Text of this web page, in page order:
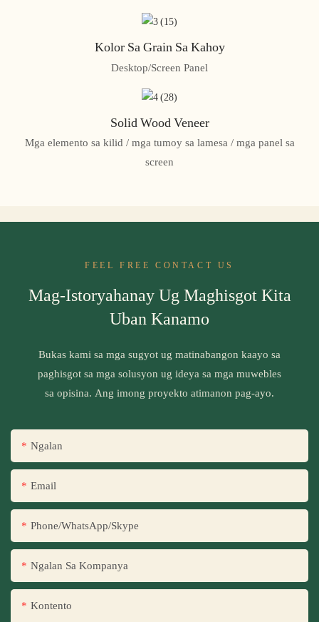
Kolor Sa Grain Sa Kahoy
Desktop/Screen Panel
Solid Wood Veneer
Mga elemento sa kilid / mga tumoy sa lamesa / mga panel sa
screen
FEEL FREE CONTACT US
Mag-Istoryahanay Ug Maghisgot Kita
Uban Kanamo
Bukas kami sa mga sugyot ug matinabangon kaayo sa
paghisgot sa mga solusyon ug ideya sa mga muwebles
sa opisina. Ang imong proyekto atimanon pag-ayo.
Ngalan
Email
Phone/WhatsApp/Skype
Ngalan Sa Kompanya
Kontento